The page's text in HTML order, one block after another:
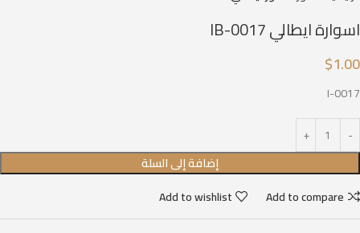
اسوارة ايطالي IB-0017
$1.00
I-0017
إضافة إلى السلة
Add to compare
Add to wishlist